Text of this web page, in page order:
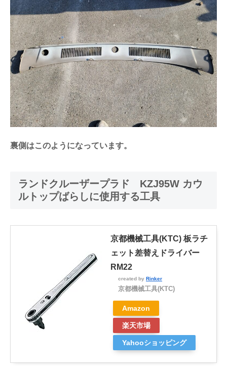
裏側はこのようになっています。
ランドクルーザープラド KZJ95W カウ
ルトップばらしに使用する工具
京都機械工具(KTC) 板ラチ
ェット差替えドライバー
RM22
created by Rinker
京都機械工具(KTC)
Amazon
楽天市場
Yahooショッピング